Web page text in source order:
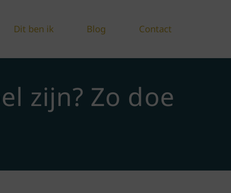
Dit ben ik Blog Contact
zijn? Zo doe